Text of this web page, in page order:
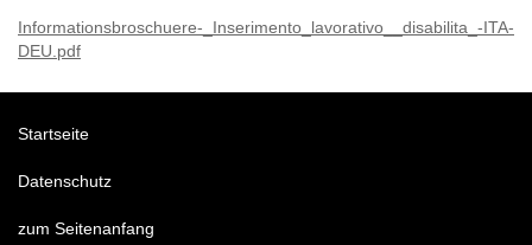
Informationsbroschuere-_Inserimento_lavorativo__disabilita_-ITA-
DEU.pdf
Startseite
Datenschutz
zum Seitenanfang